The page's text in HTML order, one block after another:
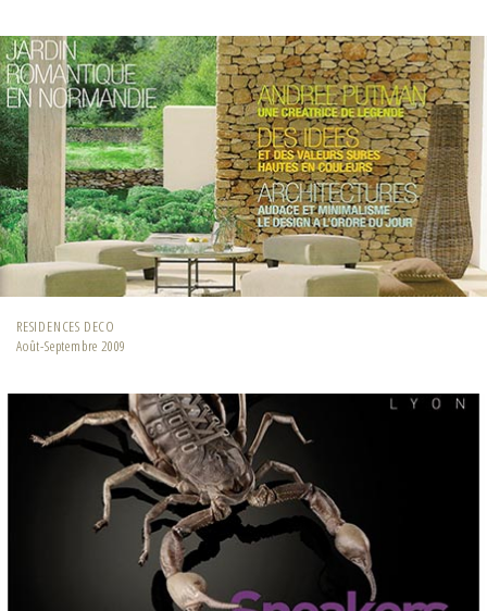
RESIDENCES DECO
Août-Septembre 2009